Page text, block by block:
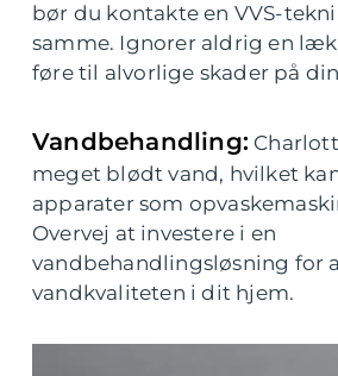
bør du kontakte en VVS-
samme. Ignorer aldrig en
føre til alvorlige skader på
Vandbehandling:
meget blødt vand, hvilket
apparater som
Overvej at investere i en
vandbehandlingsløsning for
vandkvaliteten i dit hjem.